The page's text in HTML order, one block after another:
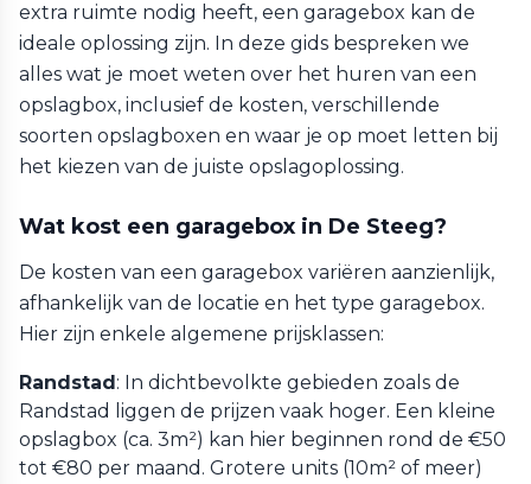
extra ruimte nodig heeft, een garagebox kan de
ideale oplossing zijn. In deze gids bespreken we
alles wat je moet weten over het huren van een
opslagbox, inclusief de kosten, verschillende
soorten opslagboxen en waar je op moet letten bij
het kiezen van de juiste opslagoplossing.
Wat kost een garagebox in De Steeg?
De kosten van een garagebox variëren aanzienlijk,
afhankelijk van de locatie en het type garagebox.
Hier zijn enkele algemene prijsklassen:
Randstad: In dichtbevolkte gebieden zoals de
Randstad liggen de prijzen vaak hoger. Een kleine
opslagbox (ca. 3m²) kan hier beginnen rond de €50
tot €80 per maand. Grotere units (10m² of meer)